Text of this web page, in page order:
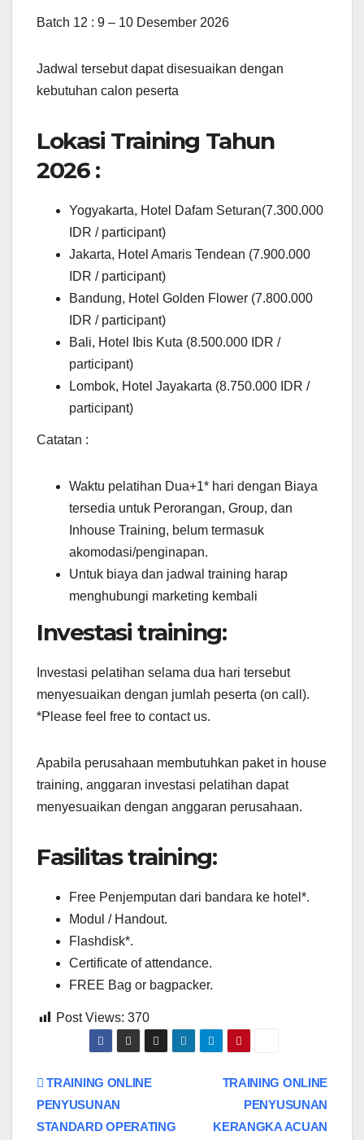
Batch 12 : 9 – 10 Desember 2026
Jadwal tersebut dapat disesuaikan dengan
kebutuhan calon peserta
Lokasi Training Tahun
2026 :
Yogyakarta, Hotel Dafam Seturan(7.300.000
IDR / participant)
Jakarta, Hotel Amaris Tendean (7.900.000
IDR / participant)
Bandung, Hotel Golden Flower (7.800.000
IDR / participant)
Bali, Hotel Ibis Kuta (8.500.000 IDR /
participant)
Lombok, Hotel Jayakarta (8.750.000 IDR /
participant)
Catatan :
Waktu pelatihan Dua+1* hari dengan Biaya
tersedia untuk Perorangan, Group, dan
Inhouse Training, belum termasuk
akomodasi/penginapan.
Untuk biaya dan jadwal training harap
menghubungi marketing kembali
Investasi training:
Investasi pelatihan selama dua hari tersebut
menyesuaikan dengan jumlah peserta (on call).
*Please feel free to contact us.
Apabila perusahaan membutuhkan paket in house
training, anggaran investasi pelatihan dapat
menyesuaikan dengan anggaran perusahaan.
Fasilitas training:
Free Penjemputan dari bandara ke hotel*.
Modul / Handout.
Flashdisk*.
Certificate of attendance.
FREE Bag or bagpacker.
Post Views: 370
Post
navigation
TRAINING ONLINE
PENYUSUNAN
KERANGKA ACUAN
TRAINING ONLINE
PENYUSUNAN
STANDARD OPERATING